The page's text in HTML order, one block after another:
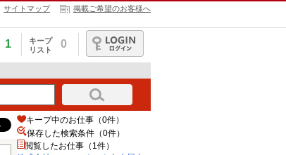
サイトマップ 掲載ご希望のお客様へ
1
キープ
リスト
0
ログイン
キープ中のお仕事（0件）
保存した検索条件（0件）
閲覧したお仕事（1件）